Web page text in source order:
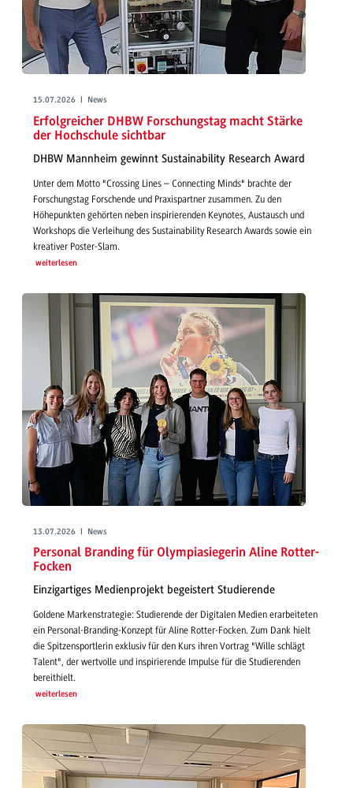
15.07.2026 | News
Erfolgreicher DHBW Forschungstag macht Stärke
der Hochschule sichtbar
DHBW Mannheim gewinnt Sustainability Research Award
Unter dem Motto "Crossing Lines – Connecting Minds" brachte der
Forschungstag Forschende und Praxispartner zusammen. Zu den
Höhepunkten gehörten neben inspirierenden Keynotes, Austausch und
Workshops die Verleihung des Sustainability Research Awards sowie ein
kreativer Poster-Slam.
weiterlesen
13.07.2026 | News
Personal Branding für Olympiasiegerin Aline Rotter-
Focken
Einzigartiges Medienprojekt begeistert Studierende
Goldene Markenstrategie: Studierende der Digitalen Medien erarbeiteten
ein Personal-Branding-Konzept für Aline Rotter-Focken. Zum Dank hielt
die Spitzensportlerin exklusiv für den Kurs ihren Vortrag "Wille schlägt
Talent", der wertvolle und inspirierende Impulse für die Studierenden
bereithielt.
weiterlesen